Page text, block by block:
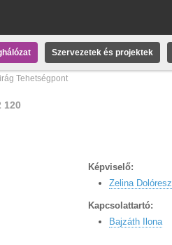
Szervezetek és projektek
Tehetségpont
120
Képviselő:
Zelina Dolóresz
Kapcsolattartó:
Bajzáth Ilona